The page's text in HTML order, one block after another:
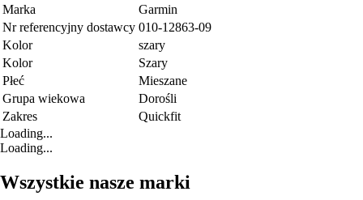
Marka
Garmin
Nr referencyjny dostawcy 010-12863-09
Kolor
szary
Kolor
Szary
Płeć
Mieszane
Grupa wiekowa
Dorośli
Zakres
Quickfit
Loading...
Loading...
Wszystkie nasze marki